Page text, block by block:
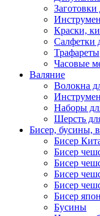
Заготовки
Краски,
Салфетки
Трафареты
Часовые
Валяние
Волокна
Наборы
Шерсть
Бисер, бусины,
Бисер
Бисер
Бисер
Бисер
Бисер
Бисер
Бусины